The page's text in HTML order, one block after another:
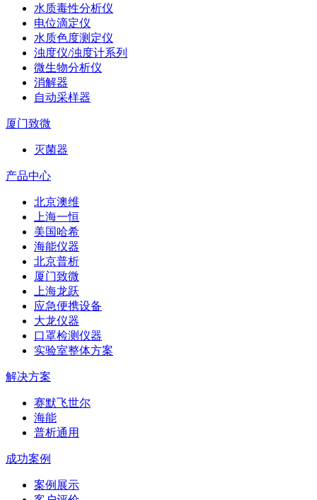
水质毒性分析仪
电位滴定仪
水质色度测定仪
浊度仪/浊度计系列
微生物分析仪
消解器
自动采样器
厦门致微
灭菌器
产品中心
北京澳维
上海一恒
美国哈希
海能仪器
北京普析
厦门致微
上海龙跃
应急便携设备
大龙仪器
口罩检测仪器
实验室整体方案
解决方案
赛默飞世尔
海能
普析通用
成功案例
案例展示